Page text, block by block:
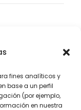
fines analíticos y
base a un perfil
(por ejemplo,
en nuestra